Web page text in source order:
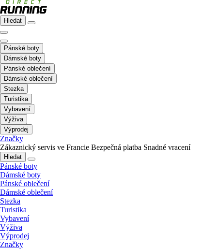
Hledat
Pánské boty
Dámské boty
Pánské oblečení
Dámské oblečení
Stezka
Turistika
Vybavení
Výživa
Výprodej
Značky
Zákaznický servis ve Francie Bezpečná platba Snadné vracení
Hledat
Pánské boty
Dámské boty
Pánské oblečení
Dámské oblečení
Stezka
Turistika
Vybavení
Výživa
Výprodej
Značky